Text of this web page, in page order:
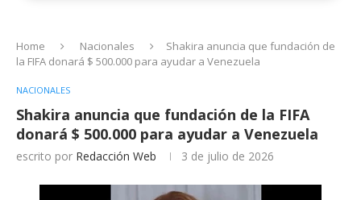
Home Nacionales
Shakira anuncia que fundación de
la FIFA donará $ 500.000 para ayudar a Venezuela
NACIONALES
Shakira anuncia que fundación de la FIFA
donará $ 500.000 para ayudar a Venezuela
escrito por Redacción Web 3 de julio de 2026